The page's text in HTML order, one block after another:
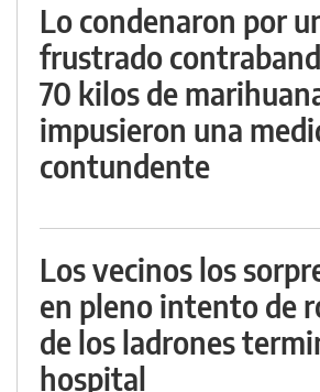
Lo condenaron por
frustrado
70 kilos de
impusieron una
contundente
Los vecinos los
en pleno intento de
de los ladrones
hospital